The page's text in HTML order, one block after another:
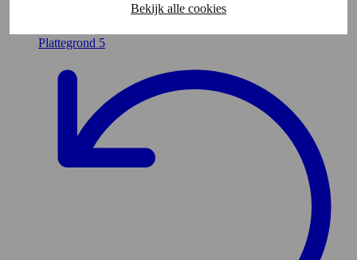
Bekijk alle cookies
Plattegrond 5